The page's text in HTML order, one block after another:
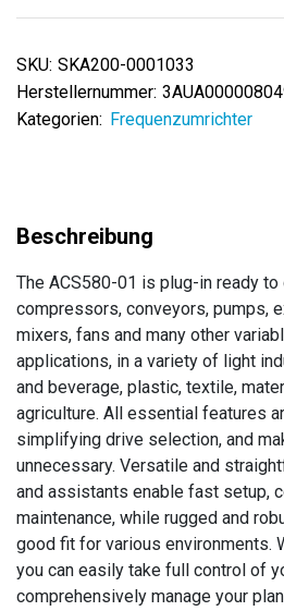
SKU: SKA200-0001033
Herstellernummer:
Kategorien: Frequenzumrichter
The ACS580-01 is plug-in ready to
compressors, conveyors, pumps,
mixers, fans and many other
applications, in a variety of light
and beverage, plastic, textile,
agriculture. All essential features
simplifying drive selection, and
unnecessary. Versatile and
and assistants enable fast setup,
maintenance, while rugged and
good fit for various environments.
you can easily take full control of
comprehensively manage your